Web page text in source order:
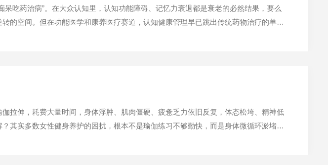
吃药治病”。在大众认知里，认知功能障碍、记忆力衰退都是衰老的必然结果，要么
的空间。但在功能医学和康养医疗赛道，认知健康管理早已跳出传统药物治疗的单一
拉伸，耗费大量时间，身体浮肿、肌肉僵硬、疲惫乏力依旧反复，体态松垮、精神低
其实多数女性健身养护的困扰，根本不是瑜伽练习不够勤快，而是身体微循环淤堵、